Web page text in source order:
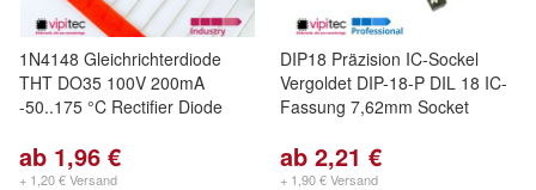
1N4148 Gleichrichterdiode
THT DO35 100V 200mA
-50..175 °C Rectifier Diode
ab 1,96 €
+ 1,20 € Versand
DIP18 Präzision IC-Sockel
Vergoldet DIP-18-P DIL 18 IC-
Fassung 7,62mm Socket
ab 2,21 €
+ 1,90 € Versand